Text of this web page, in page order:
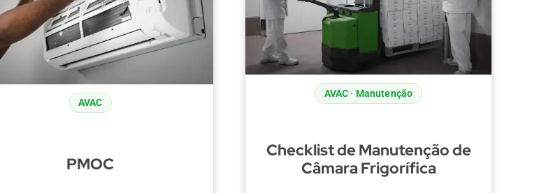
AVAC
PMOC
AVAC · Manutenção
Checklist de Manutenção de
Câmara Frigorífica